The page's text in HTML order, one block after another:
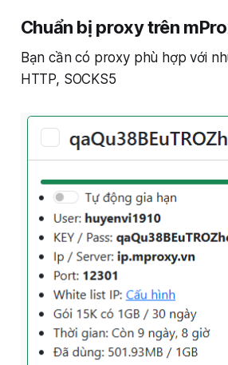
Chuẩn bị proxy trên
Bạn cần có proxy phù hợp với
HTTP, SOCKS5